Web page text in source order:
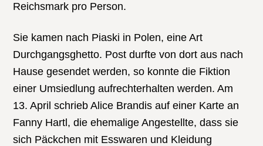
Reichsmark pro Person.
Sie kamen nach Piaski in Polen, eine Art
Durchgangsghetto. Post durfte von dort aus nach
Hause gesendet werden, so konnte die Fiktion
einer Umsiedlung aufrechterhalten werden. Am
13. April schrieb Alice Brandis auf einer Karte an
Fanny Hartl, die ehemalige Angestellte, dass sie
sich Päckchen mit Esswaren und Kleidung